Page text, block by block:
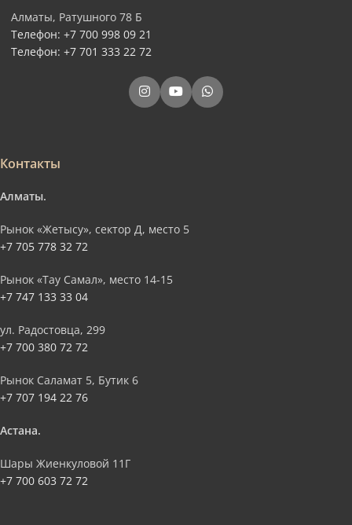
Алматы, Ратушного 78 Б
Телефон: +7 700 998 09 21
Телефон: +7 701 333 22 72
Контакты
Алматы.
Рынок «Жетысу», сектор Д, место 5
+7 705 778 32 72
Рынок «Тау Самал», место 14-15
+7 747 133 33 04
ул. Радостовца, 299
+7 700 380 72 72
Рынок Саламат 5, Бутик 6
+7 707 194 22 76
Астана.
Шары Жиенкуловой 11Г
+7 700 603 72 72